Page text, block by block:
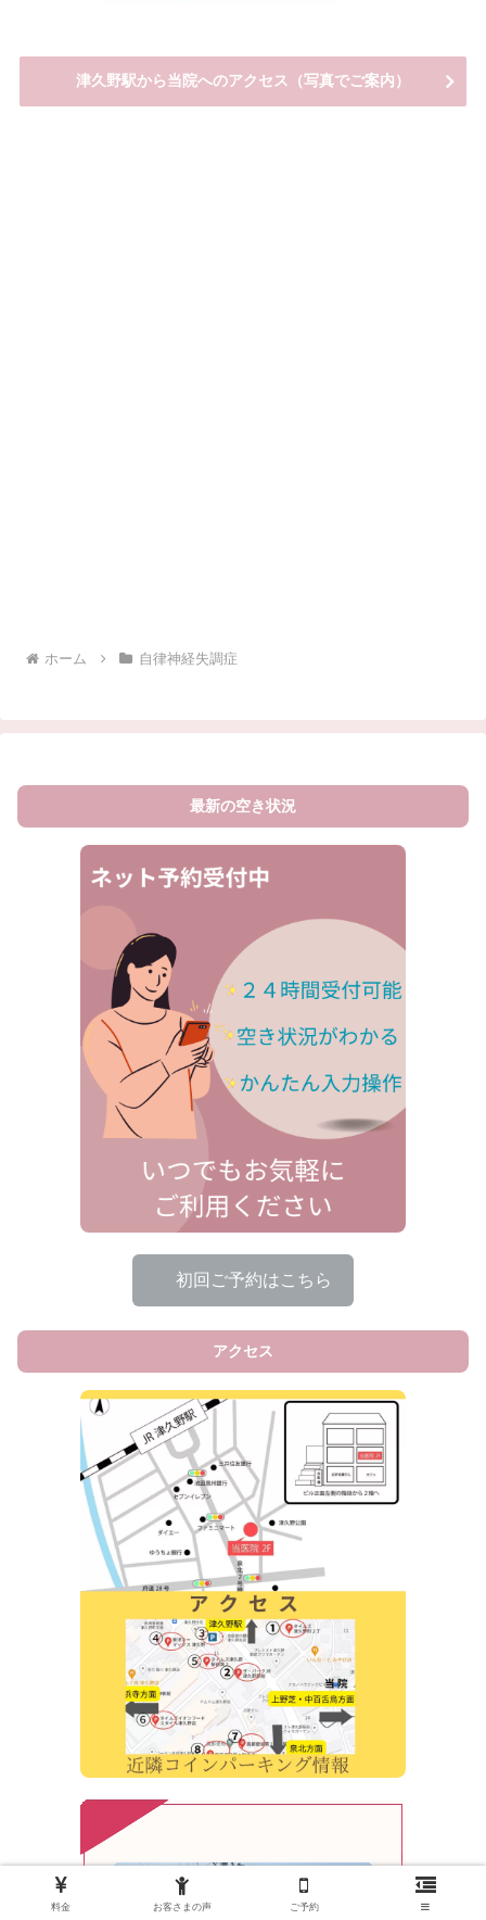
津久野駅から当院へのアクセス（写真でご案内）
ホーム 自律神経失調症
最新の空き状況
初回ご予約はこちら
アクセス
料金 お客さまの声 ご予約